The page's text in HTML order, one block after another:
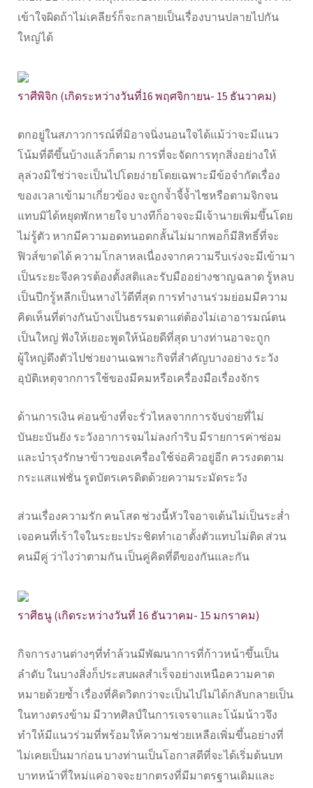
เข้าใจผิดถ้าไม่เคลียร์ก็จะกลายเป็นเรื่องบานปลายไปกัน
ใหญ่ได้
ราศีพิจิก (เกิดระหว่างวันที่16 พฤศจิกายน- 15 ธันวาคม)
ตกอยู่ในสภาวการณ์ที่มิอาจนิ่งนอนใจได้แม้ว่าจะมีแนว
โน้มที่ดีขึ้นบ้างแล้วก็ตาม การที่จะจัดการทุกสิ่งอย่างให้
ลุล่วงมิใช่ว่าจะเป็นไปโดยง่ายโดยเฉพาะมีข้อจำกัดเรื่อง
ของเวลาเข้ามาเกี่ยวข้อง จะถูกจ้ำจี้จ้ำไชหรือตามจิกจน
แทบมิได้หยุดพักหายใจ บางทีก็อาจจะมีเจ้านายเพิ่มขึ้นโดย
ไม่รู้ตัว หากมีความอดทนอดกลั้นไม่มากพอก็มีสิทธิ์ที่จะ
ฟิวส์ขาดได้ ความโกลาหลเนื่องจากความรีบเร่งจะมีเข้ามา
เป็นระยะจึงควรต้องตั้งสติและรับมืออย่างชาญฉลาด รู้หลบ
เป็นปีกรู้หลีกเป็นหางไว้ดีที่สุด การทำงานร่วมย่อมมีความ
คิดเห็นที่ต่างกันบ้างเป็นธรรมดาแต่ต้องไม่เอาอารมณ์ตน
เป็นใหญ่ ฟังให้เยอะพูดให้น้อยดีที่สุด บางท่านอาจะถูก
ผู้ใหญ่ดึงตัวไปช่วยงานเฉพาะกิจที่สำคัญบางอย่าง ระวัง
อุบัติเหตุจากการใช้ของมีคมหรือเครื่องมือเรื่องจักร
ด้านการเงิน ค่อนข้างที่จะรั่วไหลจากการจับจ่ายที่ไม่
บันยะบันยัง ระวังอาการจมไม่ลงกำริบ มีรายการค่าซ่อม
และบำรุงรักษาข้าวของเครื่องใช้จ่อคิวอยู่อีก ควรงดตาม
กระแสแฟชั่น รูดบัตรเครดิตด้วยความระมัดระวัง
ส่วนเรื่องความรัก คนโสด ช่วงนี้หัวใจอาจเต้นไม่เป็นระส่ำ
เจอคนที่เร้าใจในระยะประชิดทำเอาตั้งตัวแทบไม่ติด ส่วน
คนมีคู่ ว่าไงว่าตามกัน เป็นคู่คิดที่ดีของกันและกัน
ราศีธนู (เกิดระหว่างวันที่ 16 ธันวาคม- 15 มกราคม)
กิจการงานต่างๆที่ทำล้วนมีพัฒนาการที่ก้าวหน้าขึ้นเป็น
ลำดับ ในบางสิ่งก็ประสบผลสำเร็จอย่างเหนือความคาด
หมายด้วยซ้ำ เรื่องที่คิดวิตกว่าจะเป็นไปไม่ได้กลับกลายเป็น
ในทางตรงข้าม มีวาทศิลป์ในการเจรจาและโน้มน้าวจึง
ทำให้มีแนวร่วมที่พร้อมให้ความช่วยเหลือเพิ่มขึ้นอย่างที่
ไม่เคยเป็นมาก่อน บางท่านเป็นโอกาสดีที่จะได้เริ่มต้นบท
บาทหน้าที่ใหม่แค่อาจจะยากตรงที่มีมาตรฐานเดิมและ